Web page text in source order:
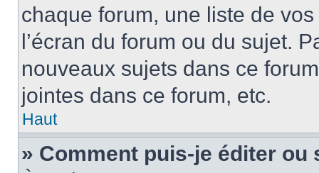
chaque forum, une liste de
l’écran du forum ou du sujet.
nouveaux sujets dans ce
jointes dans ce forum, etc.
Haut
» Comment puis-je éditer